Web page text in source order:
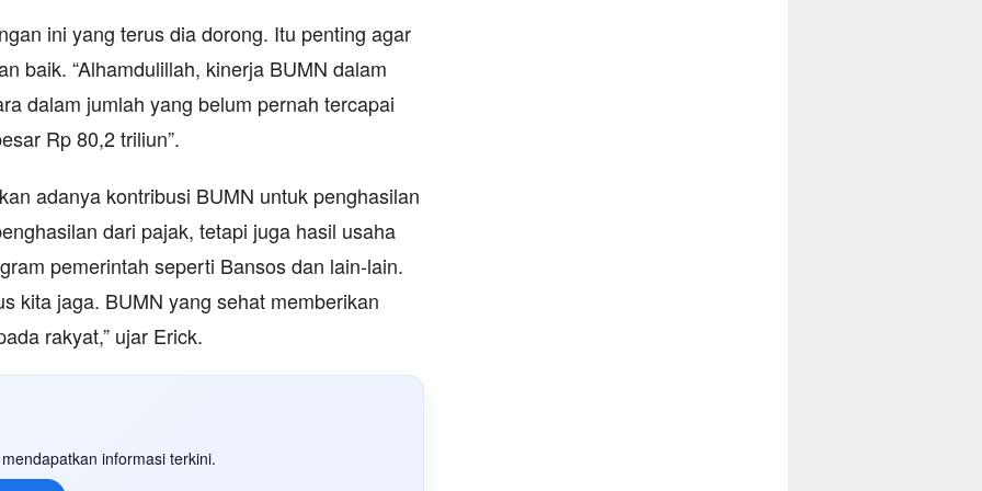
ini yang terus dia dorong. Itu penting agar
baik. “Alhamdulillah, kinerja BUMN dalam
dalam jumlah yang belum pernah tercapai
Rp 80,2 triliun”.
adanya kontribusi BUMN untuk penghasilan
dari pajak, tetapi juga hasil usaha
pemerintah seperti Bansos dan lain-lain.
kita jaga. BUMN yang sehat memberikan
rakyat,” ujar Erick.
informasi terkini.